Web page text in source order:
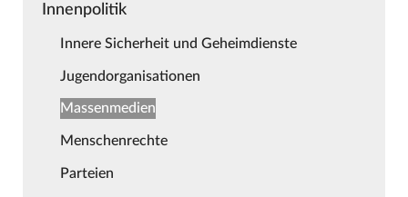
Innenpolitik
Innere Sicherheit und Geheimdienste
Jugendorganisationen
Massenmedien
Menschenrechte
Parteien